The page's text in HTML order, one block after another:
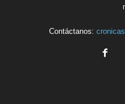
Contáctanos: